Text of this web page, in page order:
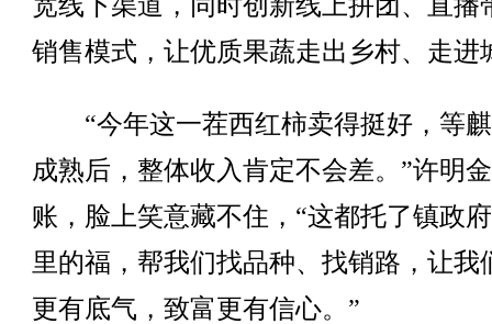
销售模式，让优质果蔬走出乡村、走进
“今年这一茬西红柿卖得挺好，等
成熟后，整体收入肯定不会差。”许明
账，脸上笑意藏不住，“这都托了镇政
里的福，帮我们找品种、找销路，让我
更有底气，致富更有信心。”